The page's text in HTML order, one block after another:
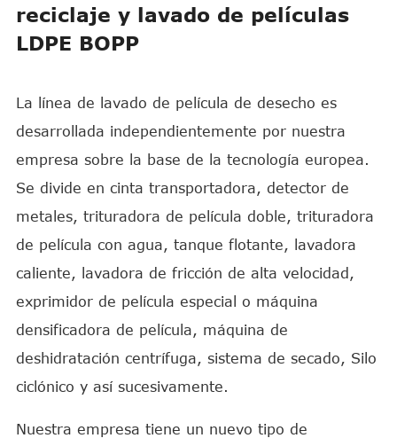
reciclaje y lavado de películas
LDPE BOPP
La línea de lavado de película de desecho es
desarrollada independientemente por nuestra
empresa sobre la base de la tecnología europea.
Se divide en cinta transportadora, detector de
metales, trituradora de película doble, trituradora
de película con agua, tanque flotante, lavadora
caliente, lavadora de fricción de alta velocidad,
exprimidor de película especial o máquina
densificadora de película, máquina de
deshidratación centrífuga, sistema de secado, Silo
ciclónico y así sucesivamente.
Nuestra empresa tiene un nuevo tipo de